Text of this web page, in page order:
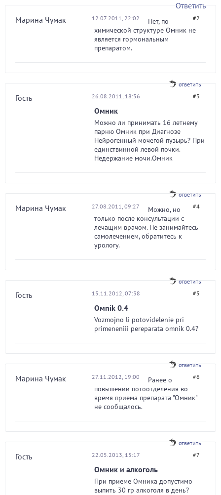
Ответить
Марина Чумак
12.07.2011, 22:02 #2
Нет, по
химической структуре Омник не
является гормональным
препаратом.
ответить
Гость 26.08.2011, 18:56 #3
Омник
Можно ли принимать 16 летнему
парню Омник при Диагнозе
Нейрогенный мочегой пузырь? При
единствинной левой почки.
Недержание мочи.Омник
ответить
Марина Чумак 27.08.2011, 09:27 #4
Можно, но
только после консультации с
лечащим врачом. Не занимайтесь
самолечением, обратитесь к
урологу.
ответить
Гость 15.11.2012, 07:38 #5
Oмnik 0.4
Vozmojno li potovidelenie pri
primeneniii pereparata omnik 0.4?
ответить
Марина Чумак 27.11.2012, 19:00 #6
Ранее о
повышении потоотделения во
время приема препарата "Омник"
не сообщалось.
ответить
Гость 22.05.2013, 15:17 #7
Омник и алкоголь
При приеме Омника допустимо
выпить 30 гр алкоголя в день?